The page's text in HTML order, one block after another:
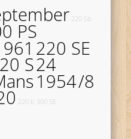
220 Sb
PS
220 SE
S24
1954/8
220 b 300 SE